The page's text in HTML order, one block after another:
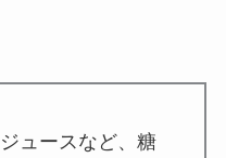
ュースなど、糖